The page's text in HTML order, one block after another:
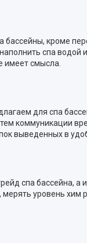
бассейны, кроме
спа
имеет смысла.
для спа
коммуникации
выведенных в
спа бассейна, а
уровень хим